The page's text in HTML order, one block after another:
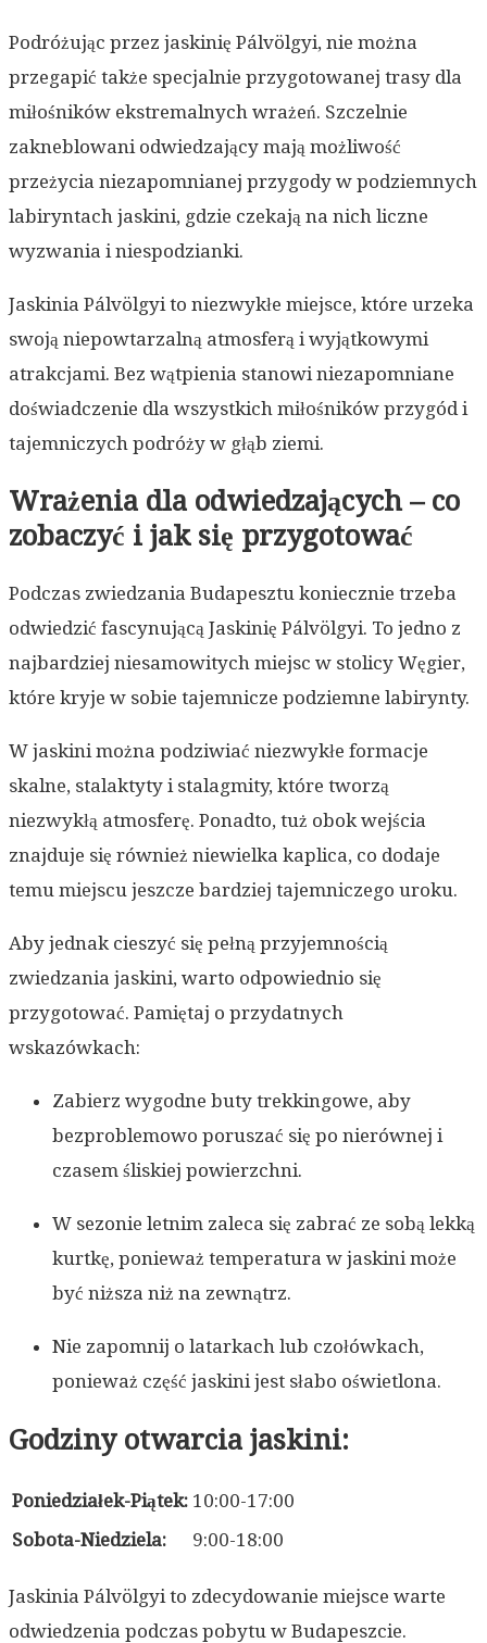
Podróżując przez jaskinię Pálvölgyi, nie można
przegapić także specjalnie przygotowanej trasy dla
miłośników ekstremalnych wrażeń. Szczelnie
zakneblowani odwiedzający mają możliwość
przeżycia niezapomnianej przygody w podziemnych
labiryntach jaskini, gdzie czekają na nich liczne
wyzwania i niespodzianki.
Jaskinia Pálvölgyi to niezwykłe miejsce, które urzeka
swoją niepowtarzalną atmosferą i wyjątkowymi
atrakcjami. Bez wątpienia stanowi niezapomniane
doświadczenie dla wszystkich miłośników przygód i
tajemniczych podróży w głąb ziemi.
Wrażenia dla odwiedzających – co
zobaczyć i jak się przygotować
Podczas zwiedzania Budapesztu koniecznie trzeba
odwiedzić fascynującą Jaskinię Pálvölgyi. To jedno z
najbardziej niesamowitych miejsc w stolicy Węgier,
które kryje w sobie tajemnicze podziemne labirynty.
W jaskini można podziwiać niezwykłe formacje
skalne, stalaktyty i stalagmity, które tworzą
niezwykłą atmosferę. Ponadto, tuż obok wejścia
znajduje się również niewielka kaplica, co dodaje
temu miejscu jeszcze bardziej tajemniczego uroku.
Aby jednak cieszyć się pełną przyjemnością
zwiedzania jaskini, warto odpowiednio się
przygotować. Pamiętaj o przydatnych
wskazówkach:
Zabierz wygodne buty trekkingowe, aby
bezproblemowo poruszać się po nierównej i
czasem śliskiej powierzchni.
W sezonie letnim zaleca się zabrać ze sobą lekką
kurtkę, ponieważ temperatura w jaskini może
być niższa niż na zewnątrz.
Nie zapomnij o latarkach lub czołówkach,
ponieważ część jaskini jest słabo oświetlona.
Godziny otwarcia jaskini:
Poniedziałek-Piątek: 10:00-17:00
Sobota-Niedziela:
9:00-18:00
Jaskinia Pálvölgyi to zdecydowanie miejsce warte
odwiedzenia podczas pobytu w Budapeszcie.